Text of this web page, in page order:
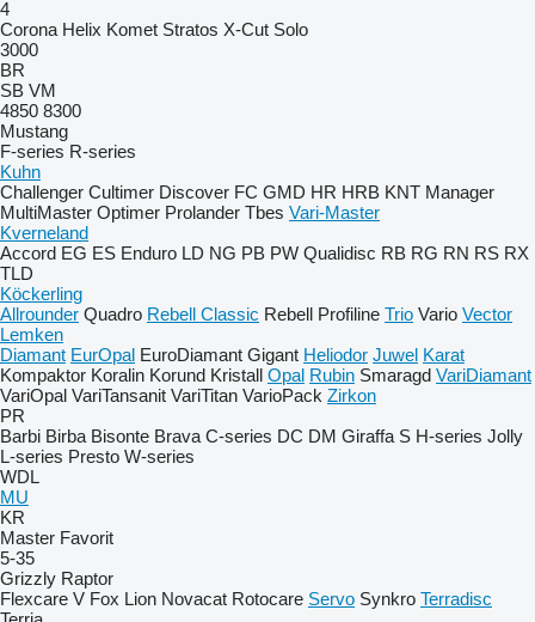
4
Corona Helix Komet Stratos X-Cut Solo
3000
BR
SB VM
4850 8300
Mustang
F-series R-series
Kuhn
Challenger Cultimer Discover FC GMD HR HRB KNT Manager
MultiMaster Optimer Prolander Tbes Vari-Master
Kverneland
Accord EG ES Enduro LD NG PB PW Qualidisc RB RG RN RS RX
TLD
Köckerling
Allrounder Quadro Rebell Classic Rebell Profiline Trio Vario Vector
Lemken
Diamant EurOpal EuroDiamant Gigant Heliodor Juwel Karat
Kompaktor Koralin Korund Kristall Opal Rubin Smaragd VariDiamant
VariOpal VariTansanit VariTitan VarioPack Zirkon
PR
Barbi Birba Bisonte Brava C-series DC DM Giraffa S H-series Jolly
L-series Presto W-series
WDL
MU
KR
Master Favorit
5-35
Grizzly Raptor
Flexcare V Fox Lion Novacat Rotocare Servo Synkro Terradisc